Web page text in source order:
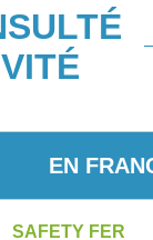
EN
SAFETY FER